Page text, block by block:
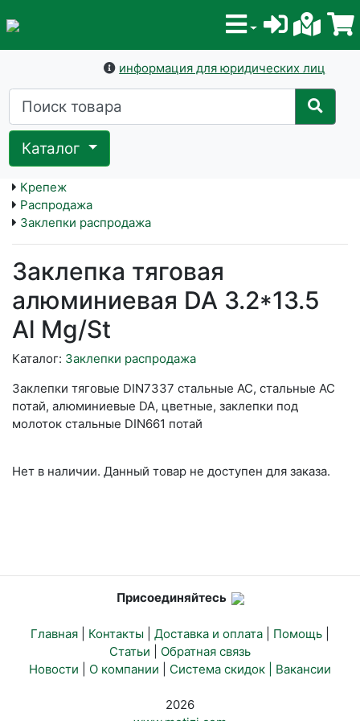
информация для юридических лиц
Каталог
Крепеж
Распродажа
Заклепки распродажа
Заклепка тяговая
алюминиевая DA 3.2*13.5
Al Mg/St
Каталог: Заклепки распродажа
Заклепки тяговые DIN7337 стальные AC, стальные AC
потай, алюминиевые DA, цветные, заклепки под
молоток стальные DIN661 потай
Нет в наличии. Данный товар не доступен для заказа.
Присоединяйтесь
Главная Контакты Доставка и оплата Помощь
Статьи
Обратная связь
Новости
О компании Система скидок | Вакансии
2026